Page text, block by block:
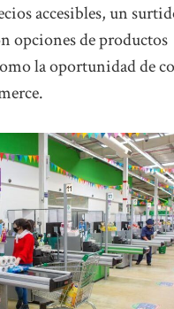
accesibles, un
opciones de productos
la oportunidad de